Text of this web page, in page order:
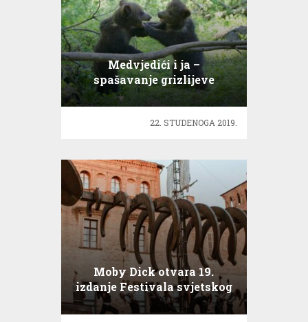
Medvjedići i ja –
spašavanje grizlijeve
mladunčadi
22. STUDENOGA 2019.
Moby Dick otvara 19.
izdanje Festivala svjetskog
kazališta